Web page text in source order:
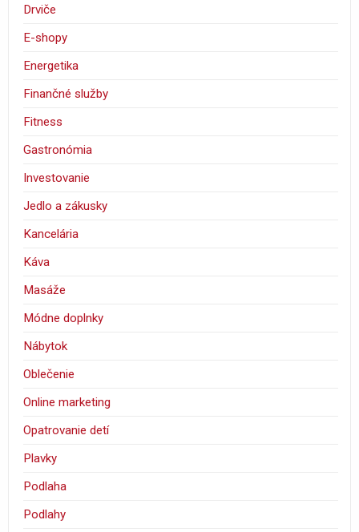
Drviče
E-shopy
Energetika
Finančné služby
Fitness
Gastronómia
Investovanie
Jedlo a zákusky
Kancelária
Káva
Masáže
Módne doplnky
Nábytok
Oblečenie
Online marketing
Opatrovanie detí
Plavky
Podlaha
Podlahy